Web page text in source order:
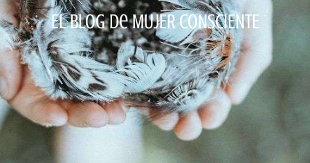
El Blog De MUJER CONSCIENTE